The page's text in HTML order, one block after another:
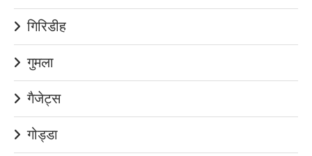
गिरिडीह
गुमला
गैजेट्स
गोड्डा